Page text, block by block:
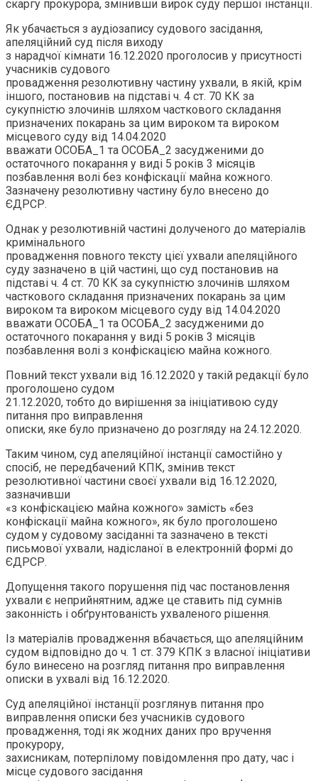
скаргу прокурора, змінивши вирок суду першої інстанції.
Як убачається з аудіозапису судового засідання,
апеляційний суд після виходу
з нарадчої кімнати 16.12.2020 проголосив у присутності
учасників судового
провадження резолютивну частину ухвали, в якій, крім
іншого, постановив на підставі ч. 4 ст. 70 КК за
сукупністю злочинів шляхом часткового складання
призначених покарань за цим вироком та вироком
місцевого суду від 14.04.2020
вважати ОСОБА_1 та ОСОБА_2 засудженими до
остаточного покарання у виді 5 років 3 місяців
позбавлення волі без конфіскації майна кожного.
Зазначену резолютивну частину було внесено до
ЄДРСР.
Однак у резолютивній частині долученого до матеріалів
кримінального
провадження повного тексту цієї ухвали апеляційного
суду зазначено в цій частині, що суд постановив на
підставі ч. 4 ст. 70 КК за сукупністю злочинів шляхом
часткового складання призначених покарань за цим
вироком та вироком місцевого суду від 14.04.2020
вважати ОСОБА_1 та ОСОБА_2 засудженими до
остаточного покарання у виді 5 років 3 місяців
позбавлення волі з конфіскацією майна кожного.
Повний текст ухвали від 16.12.2020 у такій редакції було
проголошено судом
21.12.2020, тобто до вирішення за ініціативою суду
питання про виправлення
описки, яке було призначено до розгляду на 24.12.2020.
Таким чином, суд апеляційної інстанції самостійно у
спосіб, не передбачений КПК, змінив текст
резолютивної частини своєї ухвали від 16.12.2020,
зазначивши
«з конфіскацією майна кожного» замість «без
конфіскації майна кожного», як було проголошено
судом у судовому засіданні та зазначено в тексті
письмової ухвали, надісланої в електронній формі до
ЄДРСР.
Допущення такого порушення під час постановлення
ухвали є неприйнятним, адже це ставить під сумнів
законність і обґрунтованість ухваленого рішення.
Із матеріалів провадження вбачається, що апеляційним
судом відповідно до ч. 1 ст. 379 КПК з власної ініціативи
було винесено на розгляд питання про виправлення
описки в ухвалі від 16.12.2020.
Суд апеляційної інстанції розглянув питання про
виправлення описки без учасників судового
провадження, тоді як жодних даних про вручення
прокурору,
захисникам, потерпілому повідомлення про дату, час і
місце судового засідання